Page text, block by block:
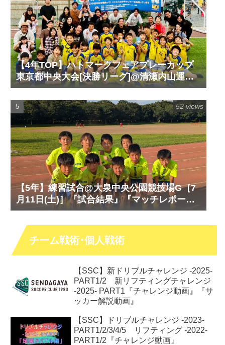
【4年TOP】ハトマークフェアプレーカップ
東京都中央大会[決勝リーグ]@清瀬内山運動
公園サッカー場G［6月14日(日)］『試合結
果』『マッチレポート』『試合動画』
【5年】練習試合@大泉中央公園競技場G［7
月11日(土)］『試合結果』『マッチレポー
ト』『試合動画』
52 views
チーム戦術･個人戦術
【SSC】新ドリブルチャレンジ -2025-
PART1/2 新リフティングチャレンジ
-2025- PART1『チャレンジ動画』『サ
ッカー解説動画』
【SSC】ドリブルチャレンジ -2023-
PART1/2/3/4/5 リフティング -2022-
PART1/2『チャレンジ動画』